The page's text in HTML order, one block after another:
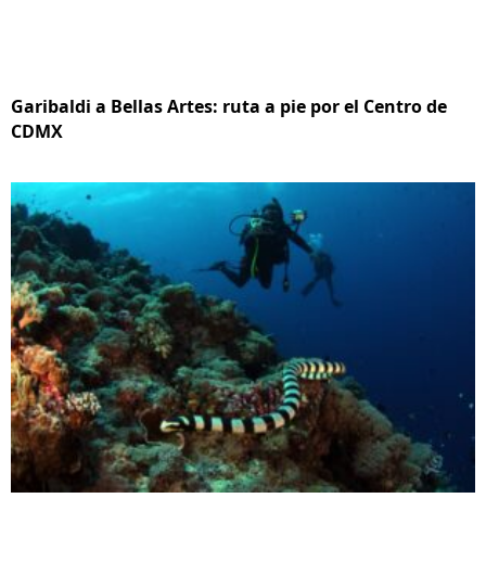
Garibaldi a Bellas Artes: ruta a pie por el Centro de
CDMX